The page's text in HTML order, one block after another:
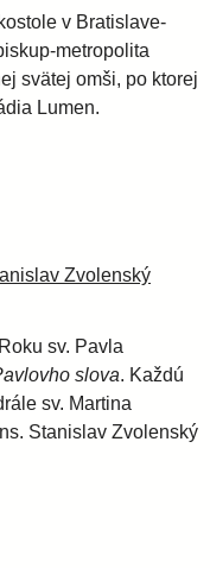
v Bratislave-
metropolita
svätej omši, po ktorej
Lumen.
štúdia Rádia Lumen
Zvolenský
sv. Pavla
slova. Každú
sv. Martina
Stanislav Zvolenský